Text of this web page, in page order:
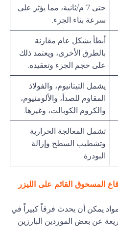
حتى 7 م/ثانية، مما يؤثر على
سرعة بناء الجزء.
أبطأ بشكل عام مقارنة
بالطرق الأخرى، ويعتمد ذلك
على حجم الجزء وتعقيده.
يشمل التيتانيوم، والفولاذ
المقاوم للصدأ، والألومنيوم،
والكروم الكوبالت، وغيرها.
تشمل المعالجة الحرارية
وتشطيب السطح وإزالة
البودرة.
المسحوق القائم على الليزر
يمكن أن يحدث فرقاً كبيراً في
عن بعض الموردين البارزين